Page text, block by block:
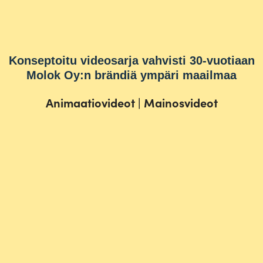
Konseptoitu videosarja vahvisti 30-vuotiaan
Molok Oy:n brändiä ympäri maailmaa
Animaatiovideot| Mainosvideot